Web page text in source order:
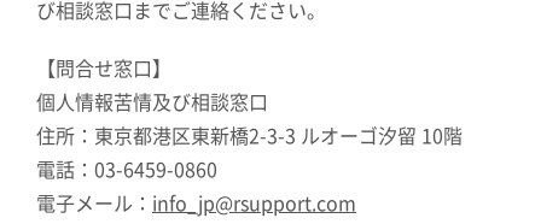
び相談窓口までご連絡ください。
【問合せ窓口】
個人情報苦情及び相談窓口
住所：東京都港区東新橋2-3-3 ルオーゴ汐留 10階
電話：03-6459-0860
電子メール： info_jp@rsupport.com